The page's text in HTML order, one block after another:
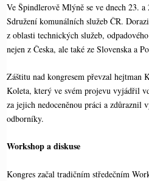
y
Li
nk
bo
ok
ailt se
ng
er
Ve Špindlerově Mlýně se ve dnech 23.
Sdružení komunálních služeb ČR.
z oblasti technických služeb,
nejen z Česka, ale také ze Slovenska a
Záštitu nad kongresem převzal hejtman
Koleta, který ve svém projevu vyjádřil
za jejich nedoceněnou práci a zdůraznil
odborníky.
Workshop a diskuse
Kongres začal tradičním středečním